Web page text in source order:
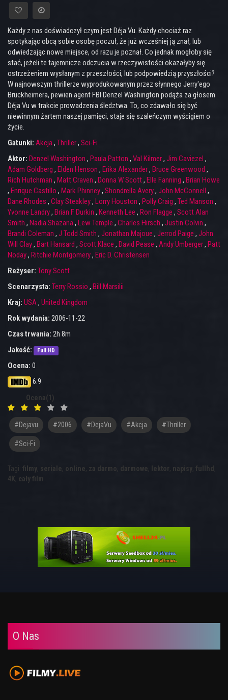
Każdy z nas doświadczył czym jest Déja Vu. Każdy chociaż raz
spotykając obcą sobie osobę poczuł, że już wcześniej ją znał, lub
odwiedzając nowe miejsce, od razu je poznał. Co jednak mogłoby się
stać, jeżeli te tajemnicze odczucia w rzeczywistości okazałyby się
ostrzeżeniem wysłanym z przeszłości, lub podpowiedzią przyszłości?
W najnowszym thrillerze wyprodukowanym przez słynnego Jerry'ego
Bruckheimera, pewien agent FBI Denzel Washington podąża za głosem
Déja Vu w trakcie prowadzenia śledztwa. To, co zdawało się być
niewinnym żartem naszej pamięci, staje się szaleńczym wyścigiem o
życie.
Gatunki: Akcja, Thriller, Sci-Fi
Aktor: Denzel Washington , Paula Patton , Val Kilmer, Jim Caviezel ,
Adam Goldberg , Elden Henson , Erika Alexander, Bruce Greenwood ,
Rich Hutchman , Matt Craven , Donna W Scott, Elle Fanning , Brian Howe
, Enrique Castillo , Mark Phinney, Shondrella Avery, John McConnell ,
Dane Rhodes , Clay Steakley, Lorry Houston , Polly Craig , Ted Manson ,
Yvonne Landry, Brian F Durkin , Kenneth Lee , Ron Flagge , Scott Alan
Smith , Nadia Shazana, Lew Temple , Charles Hirsch , Justin Colvin ,
Brandi Coleman , J Todd Smith , Jonathan Majoue , Jerrod Paige , John
Will Clay, Bart Hansard , Scott Klace , David Pease , Andy Umberger, Patt
Noday, Ritchie Montgomery, Eric D. Christensen
Reżyser: Tony Scott
Scenarzysta: Terry Rossio , Bill Marsilii
Kraj: USA, United Kingdom
Rok wydania: 2006-11-22
Czas trwania: 2h 8m
Jakość:
Full HD
Ocena: 0
6.9
Ocena(1)
#dejavu #2006 #DejaVu #akcja #thriller
#sci-Fi
Tagi: filmy, seriale, online, za darmo, darmowe, lektor, napisy, fullhd ,
4K, cały film
O Nas